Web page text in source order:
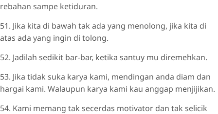
rebahan sampe ketiduran.
51. Jika kita di bawah tak ada yang menolong, jika kita di
atas ada yang ingin di tolong.
52. Jadilah sedikit bar-bar, ketika santuy mu diremehkan.
53. Jika tidak suka karya kami, mendingan anda diam dan
hargai kami. Walaupun karya kami kau anggap menjijikan.
54. Kami memang tak secerdas motivator dan tak selicik